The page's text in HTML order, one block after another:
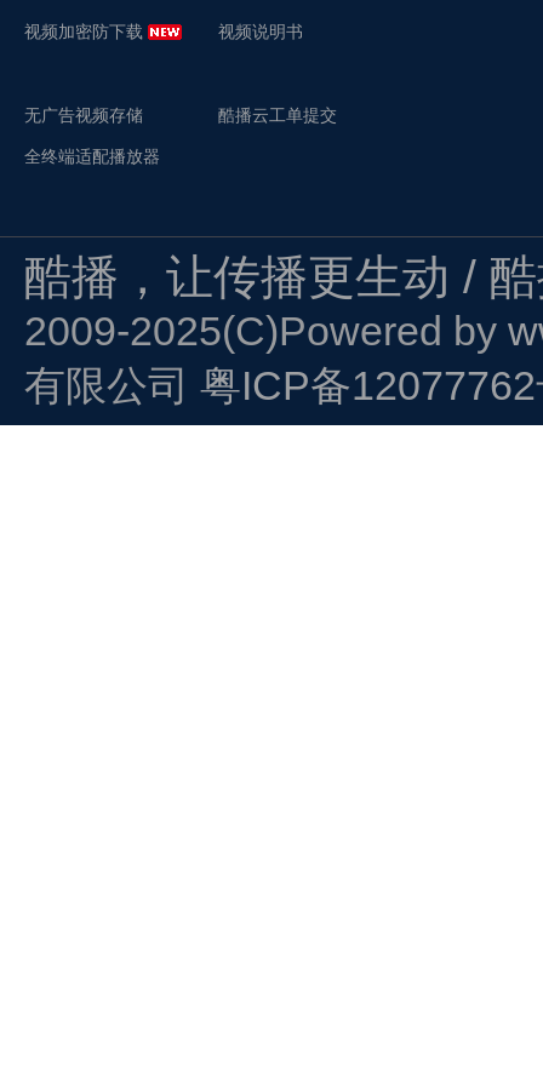
视频加密防下载
无广告视频存储
全终端适配播放器
视频说明书
酷播云工单提交
酷播，让传播更生动 /
2009-2025(C)Powered by
有限公司 粤ICP备